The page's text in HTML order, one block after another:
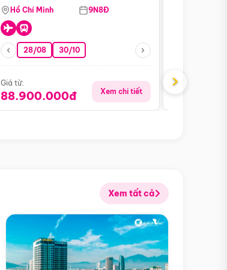
Bàn - Johannesburg - Pretoria -
Safari - Lodge
Hồ Chí Minh 9N8Đ
28/08 30/10
Giá từ:
88.900.000đ Xem chi tiết
Giá từ:
›
Xem tất cả